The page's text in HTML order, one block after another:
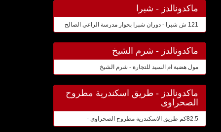
ماكدونالدز - شبرا
121 ش شبرا - دوران شبرا بجوار مدرسة الراعي الصالح
ماكدونالدز - شرم الشيخ
مول هضبة ام السيد للتجارة - شرم الشيخ
ماكدونالدز - طريق اسكندرية مطروح
الصحراوى
82.5كم طريق الاسكندرية مطروح الصحراوى -